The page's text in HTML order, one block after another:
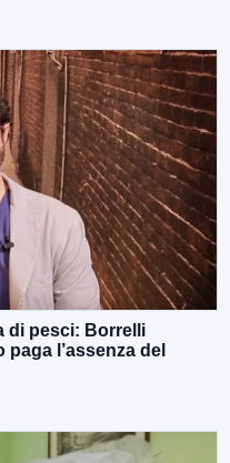
di pesci: Borrelli
l’assenza del